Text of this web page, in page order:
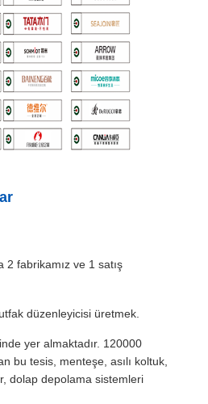
2 fabrikamız ve 1 satış
düzenleyicisi üretmek.
yer almaktadır. 120000
bu tesis, menteşe, asılı koltuk,
dolap depolama sistemleri